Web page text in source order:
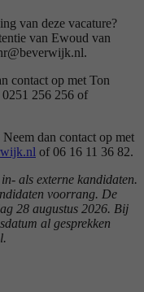
van deze vacature?
van Ewoud van
contact op met Ton
0251 256 256 of
dan contact op met
of 06 16 11 36 82.
als externe kandidaten.
voorrang. De
28 augustus 2026. Bij
al gesprekken